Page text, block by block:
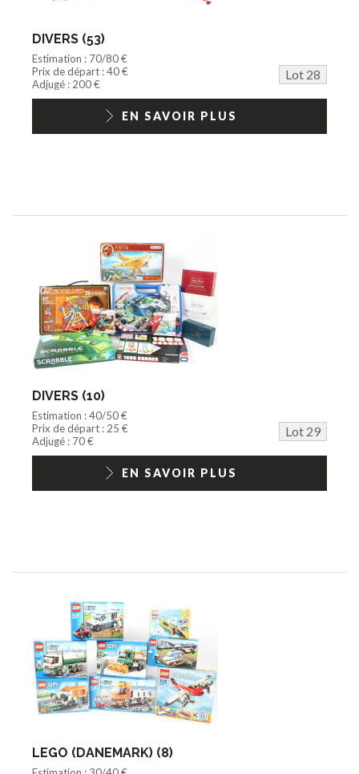
DIVERS (53)
Estimation : 70/80 €
Prix de départ : 40 €
Lot 28
Adjugé : 200 €
EN SAVOIR PLUS
DIVERS (10)
Estimation : 40/50 €
Prix de départ : 25 €
Lot 29
Adjugé : 70 €
EN SAVOIR PLUS
LEGO (DANEMARK) (8)